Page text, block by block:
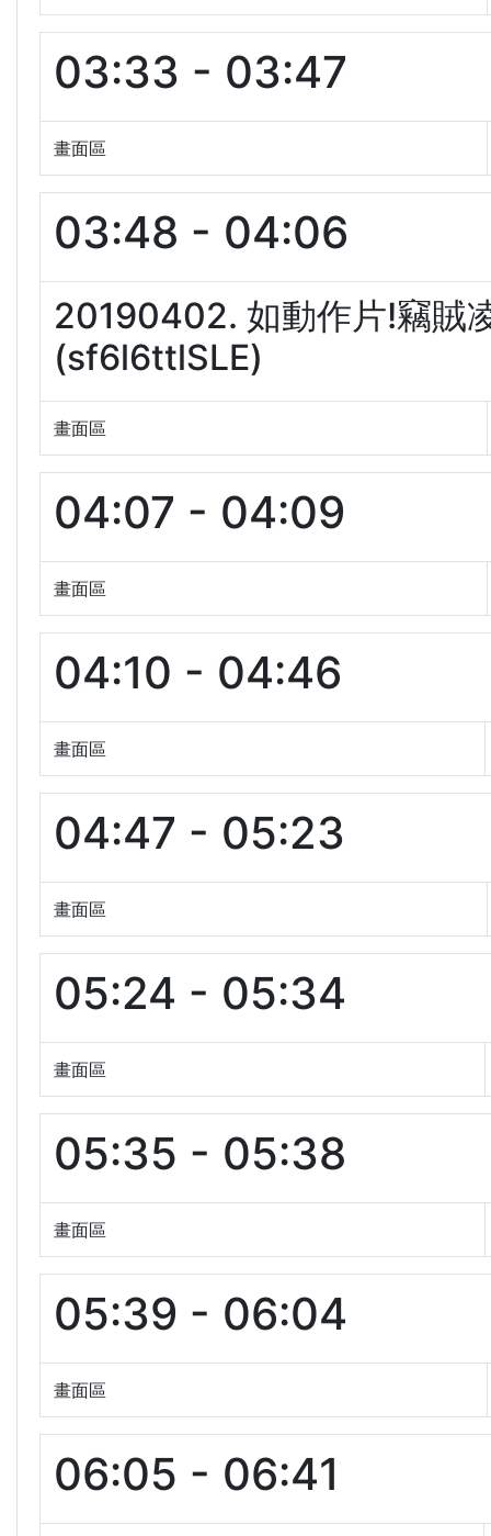
03:33 - 03:47
畫面區
03:48 - 04:06
20190402. 如動作片!竊賊
(sf6l6ttlSLE)
畫面區
04:07 - 04:09
畫面區
04:10 - 04:46
畫面區
04:47 - 05:23
畫面區
05:24 - 05:34
畫面區
05:35 - 05:38
畫面區
05:39 - 06:04
畫面區
06:05 - 06:41